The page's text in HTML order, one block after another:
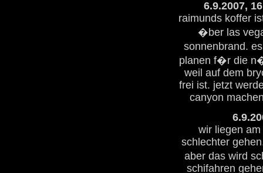
6.9.2007,
raimunds koffer
�ber las
sonnenbrand.
planen f�r die
weil auf dem
frei ist. jetzt
canyon
wir liegen
schlechter
aber das wird
schifahren